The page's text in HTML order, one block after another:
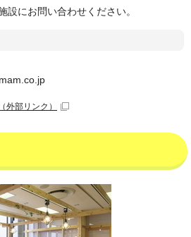
設にお問い合わせください。
（外部リンク）